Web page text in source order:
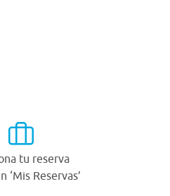
tu reserva
‘Mis Reservas’